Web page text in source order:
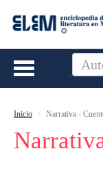
Toggle
Inicio Narrativa -